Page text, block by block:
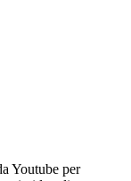
Youtube per